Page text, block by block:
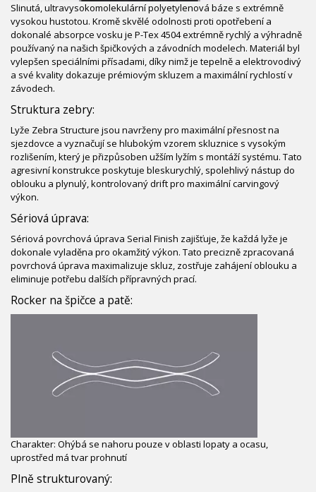
Slinutá, ultravysokomolekulární polyetylenová báze s extrémně
vysokou hustotou. Kromě skvělé odolnosti proti opotřebení a
dokonalé absorpce vosku je P-Tex 4504 extrémně rychlý a výhradně
používaný na našich špičkových a závodních modelech. Materiál byl
vylepšen speciálními přísadami, díky nimž je tepelně a elektrovodivý
a své kvality dokazuje prémiovým skluzem a maximální rychlostí v
závodech.
Struktura zebry:
Lyže Zebra Structure jsou navrženy pro maximální přesnost na
sjezdovce a vyznačují se hlubokým vzorem skluznice s vysokým
rozlišením, který je přizpůsoben užším lyžím s montáží systému. Tato
agresivní konstrukce poskytuje bleskurychlý, spolehlivý nástup do
oblouku a plynulý, kontrolovaný drift pro maximální carvingový
výkon.
Sériová úprava:
Sériová povrchová úprava Serial Finish zajišťuje, že každá lyže je
dokonale vyladěna pro okamžitý výkon. Tato precizně zpracovaná
povrchová úprava maximalizuje skluz, zostřuje zahájení oblouku a
eliminuje potřebu dalších přípravných prací.
Rocker na špičce a patě:
Charakter: Ohýbá se nahoru pouze v oblasti lopaty a ocasu,
uprostřed má tvar prohnutí
Plně strukturovaný: